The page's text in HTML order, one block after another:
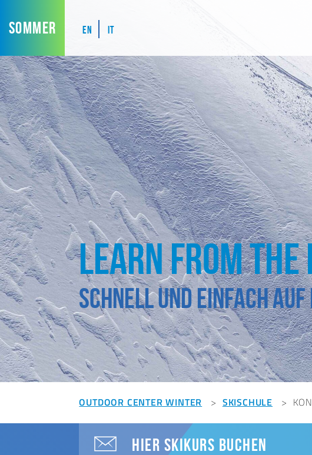
SOMMER EN IT
Learn from the
Schnell und einfach auf
OUTDOOR CENTER WINTER SKISCHULE
HIER SKIKURS BUCHEN